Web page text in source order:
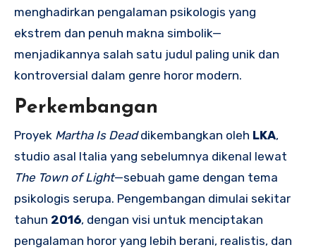
menghadirkan pengalaman psikologis yang
ekstrem dan penuh makna simbolik—
menjadikannya salah satu judul paling unik dan
kontroversial dalam genre horor modern.
Perkembangan
Proyek Martha Is Deaddikembangkan oleh LKA,
studio asal Italia yang sebelumnya dikenal lewat
The Town of Light—sebuah game dengan tema
psikologis serupa. Pengembangan dimulai sekitar
tahun 2016, dengan visi untuk menciptakan
pengalaman horor yang lebih berani, realistis, dan